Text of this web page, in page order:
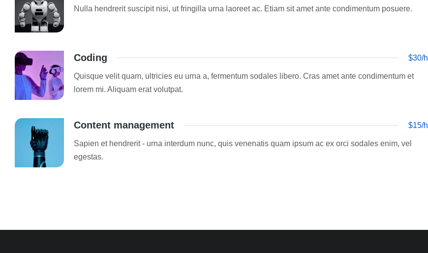
Nulla hendrerit suscipit nisi, ut fringilla urna laoreet ac. Etiam sit amet ante condimentum posuere.
Coding $30/h
Quisque velit quam, ultricies eu urna a, fermentum sodales libero. Cras amet ante condimentum et
lorem mi. Aliquam erat volutpat.
Content management $15/h
Sapien et hendrerit - urna interdum nunc, quis venenatis quam ipsum ac ex orci sodales enim, vel
egestas.